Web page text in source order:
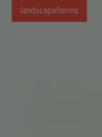
Passer au contenu principal